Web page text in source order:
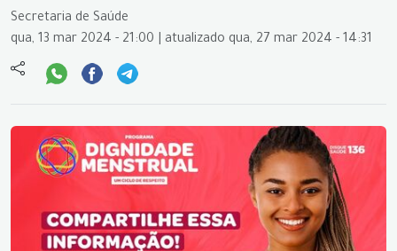
Secretaria de Saúde
qua, 13 mar 2024 - 21:00 | atualizado qua, 27 mar 2024 - 14:31